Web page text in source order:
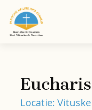
Locatie: